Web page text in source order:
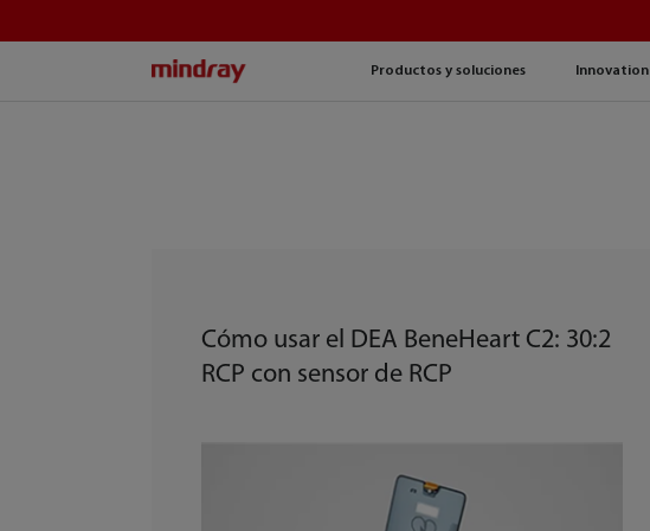
Productos y soluciones Innovation
Cómo usar el DEA BeneHeart C2: 30:2
RCP con sensor de RCP